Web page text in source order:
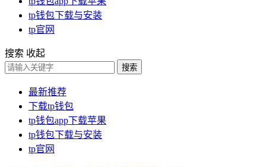
tp钱包下载与安装
tp官网
搜索 收起
搜索
最新推荐
下载tp钱包
tp钱包app下载苹果
tp钱包下载与安装
tp官网